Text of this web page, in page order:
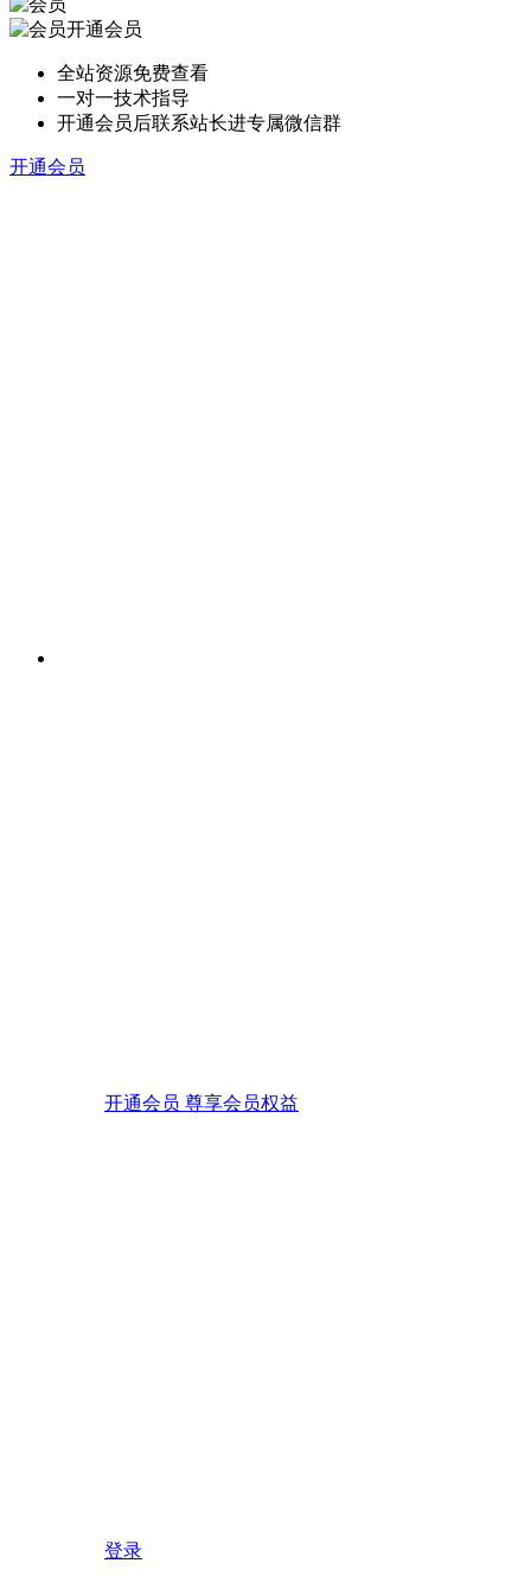
开通会员
全站资源免费查看
一对一技术指导
开通会员后联系站长进专属微信群
开通会员
开通会员 尊享会员权益
登录